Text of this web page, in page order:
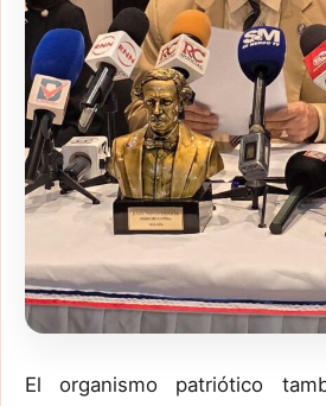
El organismo patriótico